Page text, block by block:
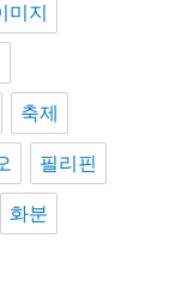
미지
축제
필리핀
화분